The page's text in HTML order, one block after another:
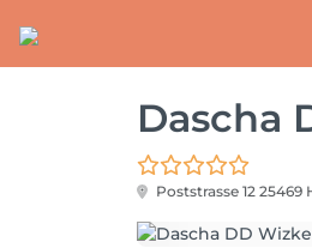
Dascha
Poststrasse 12 25469